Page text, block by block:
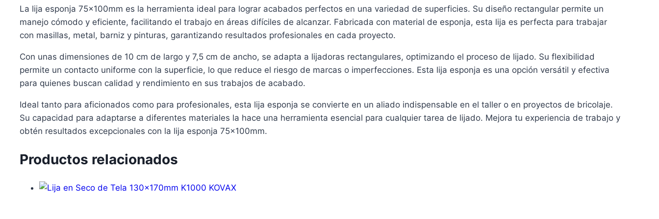
La lija esponja 75x100mm es la herramienta ideal para lograr acabados perfectos en una variedad de superficies. Su diseño rectangular permite un
manejo cómodo y eficiente, facilitando el trabajo en áreas difíciles de alcanzar. Fabricada con material de esponja, esta lija es perfecta para trabajar
con masillas, metal, barniz y pinturas, garantizando resultados profesionales en cada proyecto.
Con unas dimensiones de 10 cm de largo y 7,5 cm de ancho, se adapta a lijadoras rectangulares, optimizando el proceso de lijado. Su flexibilidad
permite un contacto uniforme con la superficie, lo que reduce el riesgo de marcas o imperfecciones. Esta lija esponja es una opción versátil y efectiva
para quienes buscan calidad y rendimiento en sus trabajos de acabado.
Ideal tanto para aficionados como para profesionales, esta lija esponja se convierte en un aliado indispensable en el taller o en proyectos de bricolaje.
Su capacidad para adaptarse a diferentes materiales la hace una herramienta esencial para cualquier tarea de lijado. Mejora tu experiencia de trabajo y
obtén resultados excepcionales con la lija esponja 75x100mm.
Productos relacionados